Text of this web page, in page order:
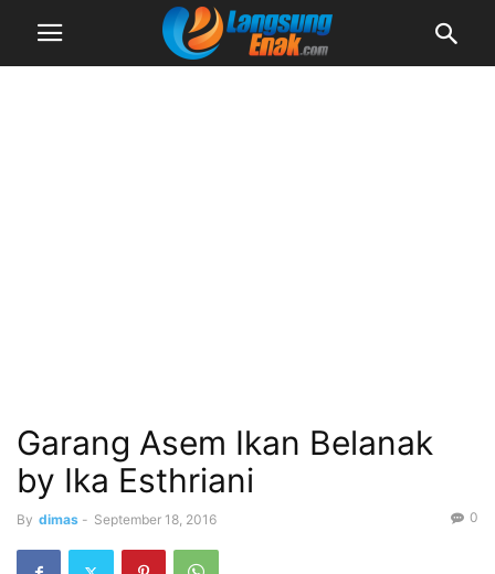
Garang Asem Ikan Belanak
by Ika Esthriani
By dimas - September 18, 2016 0